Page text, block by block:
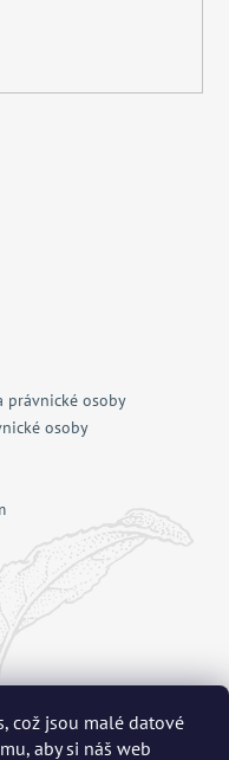
což jsou malé datové
aby si náš web
právnické osoby
osoby